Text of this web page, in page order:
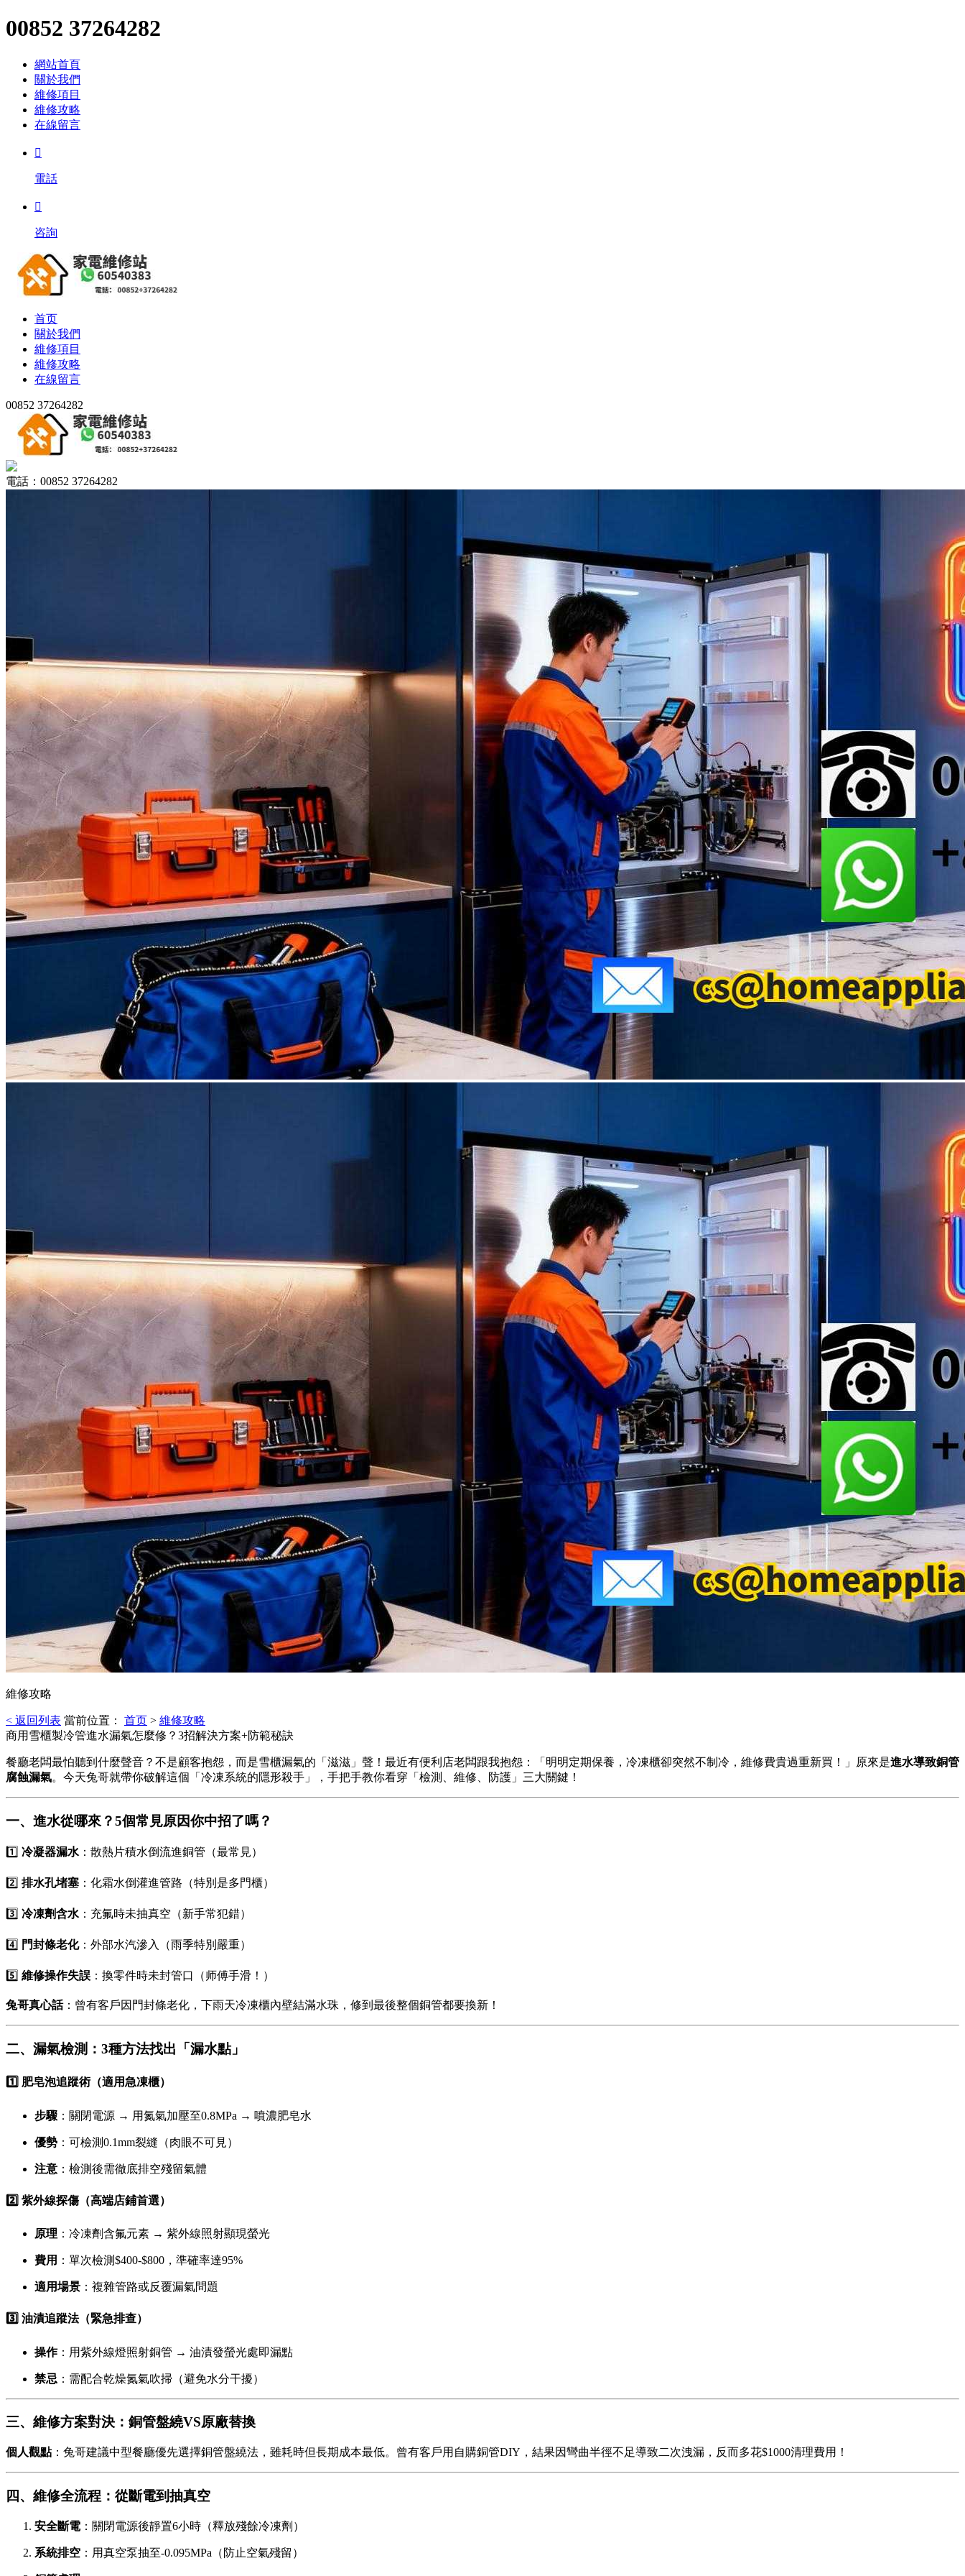
00852 37264282
網站首頁
關於我們
維修項目
維修攻略
在線留言

電話

咨詢
首页
關於我們
維修項目
維修攻略
在線留言
00852 37264282
電話：00852 37264282
維修攻略
< 返回列表 當前位置： 首页 > 維修攻略
商用雪櫃製冷管進水漏氣怎麼修？3招解決方案+防範秘訣
餐廳老闆最怕聽到什麼聲音？不是顧客抱怨，而是雪櫃漏氣的「滋滋」聲！最近有便利店老闆跟我抱怨：「明明定期保養，冷凍櫃卻突然不制冷，維修費貴過重新買！」原來是進水導致銅管
腐蝕漏氣。今天兔哥就帶你破解這個「冷凍系統的隱形殺手」，手把手教你看穿「檢測、維修、防護」三大關鍵！
一、進水從哪來？5個常見原因你中招了嗎？
1️⃣ 冷凝器漏水 ：散熱片積水倒流進銅管（最常見）
2️⃣ 排水孔堵塞 ：化霜水倒灌進管路（特別是多門櫃）
3️⃣ 冷凍劑含水 ：充氟時未抽真空（新手常犯錯）
4️⃣ 門封條老化：外部水汽滲入（雨季特別嚴重）
5️⃣ 維修操作失誤 ：換零件時未封管口（师傅手滑！）
兔哥真心話：曾有客戶因門封條老化，下雨天冷凍櫃內壁結滿水珠，修到最後整個銅管都要換新！
二、漏氣檢測：3種方法找出「漏水點」
1️⃣ 肥皂泡追蹤術（適用急凍櫃）
步驟 ：關閉電源 → 用氮氣加壓至0.8MPa → 噴濃肥皂水
優勢 ：可檢測0.1mm裂縫（肉眼不可見）
注意 ：檢測後需徹底排空殘留氣體
2️⃣ 紫外線探傷（高端店鋪首選）
原理 ：冷凍劑含氟元素 → 紫外線照射顯現螢光
費用 ：單次檢測$400-$800，準確率達95%
適用場景 ：複雜管路或反覆漏氣問題
3️⃣ 油漬追蹤法（緊急排查）
操作：用紫外線燈照射銅管 → 油漬發螢光處即漏點
禁忌 ：需配合乾燥氮氣吹掃（避免水分干擾）
三、維修方案對決：銅管盤繞VS原廠替換
個人觀點：兔哥建議中型餐廳優先選擇銅管盤繞法，雖耗時但長期成本最低。曾有客戶用自購銅管DIY，結果因彎曲半徑不足導致二次洩漏，反而多花$1000清理費用！
四、維修全流程：從斷電到抽真空
安全斷電：關閉電源後靜置6小時（釋放殘餘冷凍劑）
系統排空 ：用真空泵抽至-0.095MPa（防止空氣殘留）